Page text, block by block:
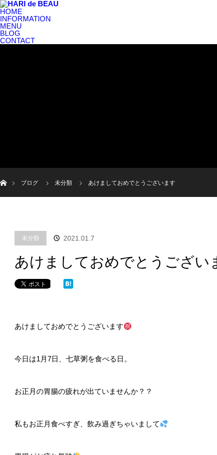
HOME
INFORMATION
MENU
BLOG
CONTACT
ブログ
未分類 あけましておめでとうございます
未分類 2021.01.7
あけましておめでとうござい
あけましておめでとうございます
今日は1月7日、七草粥を食べる日。
お正月の胃腸の疲れが出ていませんか？？
私もお正月食べすぎ、飲み過ぎちゃいまして